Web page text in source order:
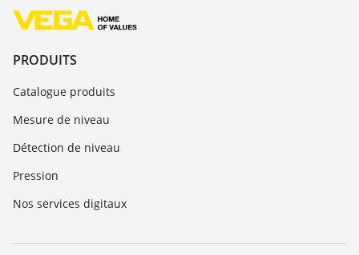
PRODUITS
Catalogue produits
Mesure de niveau
Détection de niveau
Pression
Nos services digitaux